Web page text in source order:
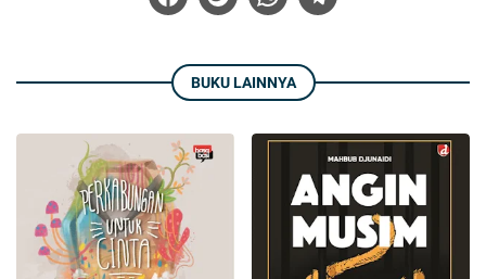
BUKU LAINNYA